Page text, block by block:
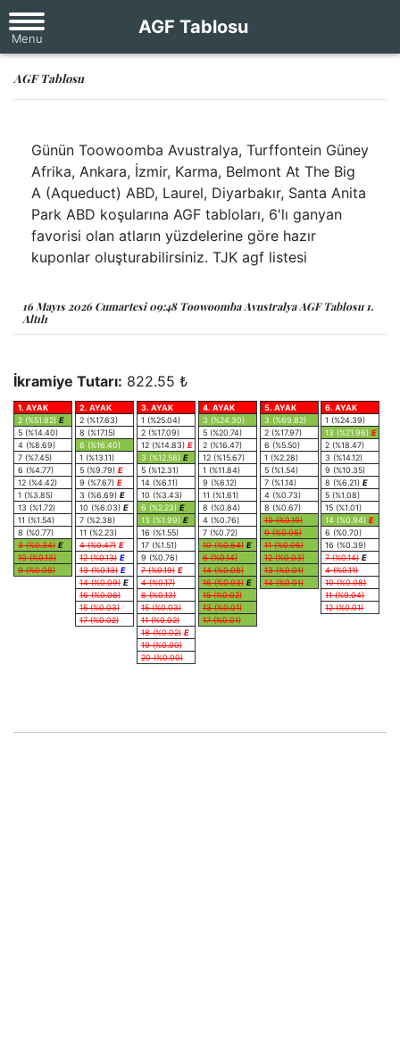
AGF Tablosu
AGF Tablosu
Günün Toowoomba Avustralya, Turffontein Güney
Afrika, Ankara, İzmir, Karma, Belmont At The Big
A (Aqueduct) ABD, Laurel, Diyarbakır, Santa Anita
Park ABD koşularına AGF tabloları, 6'lı ganyan
favorisi olan atların yüzdelerine göre hazır
kuponlar oluşturabilirsiniz. TJK agf listesi
16 Mayıs 2026 Cumartesi 09:48 Toowoomba Avustralya AGF Tablosu 1.
Altılı
İkramiye Tutarı: 822.55 ₺
1. AYAK
2 (%51.82) E
5 (%14.40)
4 (%8.69)
7 (%7.45)
6 (%4.77)
12 (%4.42)
1 (%3.85)
13 (%1.72)
11 (%1.54)
8 (%0.77)
3 (%0.34) E
10 (%0.13)
9 (%0.08)
2. AYAK
2 (%17.63)
8 (%17.15)
6 (%16.40)
1 (%13.11)
5 (%9.79) E
9 (%7.67) E
3 (%6.69) E
10 (%6.03) E
7 (%2.38)
11 (%2.23)
4 (%0.47) E
12 (%0.13) E
13 (%0.13) E
14 (%0.09) E
16 (%0.06)
15 (%0.03)
17 (%0.02)
3. AYAK
1 (%25.04)
2 (%17.09)
12 (%14.83) E
3 (%12.58) E
5 (%12.31)
14 (%6.11)
10 (%3.43)
6 (%2.23) E
13 (%1.99) E
16 (%1.55)
17 (%1.51)
9 (%0.76)
7 (%0.19) E
4 (%0.17)
8 (%0.13)
15 (%0.03)
11 (%0.02)
18 (%0.02) E
19 (%0.00)
20 (%0.00)
4. AYAK
3 (%24.30)
5 (%20.74)
2 (%16.47)
12 (%15.67)
1 (%11.84)
9 (%6.12)
11 (%1.61)
8 (%0.84)
4 (%0.76)
7 (%0.72)
10 (%0.64) E
6 (%0.14)
14 (%0.08)
16 (%0.03) E
15 (%0.02)
13 (%0.01)
17 (%0.01)
5. AYAK
3 (%69.82)
2 (%17.97)
6 (%5.50)
1 (%2.28)
5 (%1.54)
7 (%1.14)
4 (%0.73)
8 (%0.67)
10 (%0.19)
9 (%0.06)
11 (%0.06)
12 (%0.03)
13 (%0.01)
14 (%0.01)
6. AYAK
1 (%24.39)
13 (%21.96) E
2 (%18.47)
3 (%14.12)
9 (%10.35)
8 (%6.21) E
5 (%1.08)
15 (%1.01)
14 (%0.94) E
6 (%0.70)
16 (%0.39)
7 (%0.14) E
4 (%0.11)
10 (%0.08)
11 (%0.04)
12 (%0.01)